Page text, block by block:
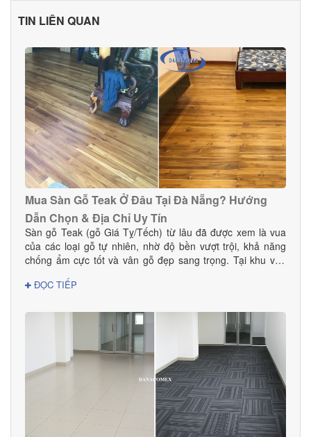
TIN LIÊN QUAN
Mua Sàn Gỗ Teak Ở Đâu Tại Đà Nẵng? Hướng
Dẫn Chọn & Địa Chỉ Uy Tín
Sàn gỗ Teak (gỗ Giá Tỵ/Tếch) từ lâu đã được xem là vua
của các loại gỗ tự nhiên, nhờ độ bền vượt trội, khả năng
chống ẩm cực tốt và vân gỗ đẹp sang trọng. Tại khu vực
— sàn gỗ Teak là lựa chọn hoàn hảo cho cả nhà ở, biệt
Teak ở đâu tại Đà Nẵng để đảm bảo chất lượng thật, giá tốt
và dịch vụ thi công chuyên nghiệp? Hãy cùng Danacomex
ĐỌC TIẾP